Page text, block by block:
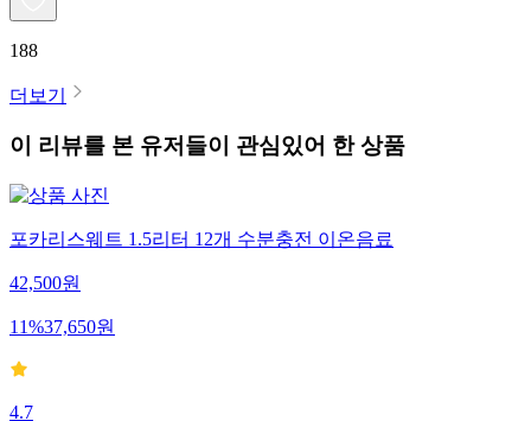
188
더보기
이 리뷰를 본 유저들이 관심있어 한 상품
포카리스웨트 1.5리터 12개 수분충전 이온음료
42,500원
11%37,650원
4.7